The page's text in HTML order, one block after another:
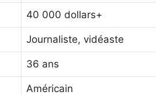
40 000 dollars+
Journaliste, vidéaste
36 ans
Américain